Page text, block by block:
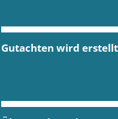
Gutachten wird erstellt